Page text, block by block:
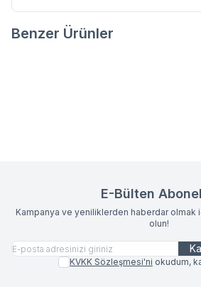
Benzer Ürünler
E-Bülten
Kampanya ve yeniliklerden haberdar
olun!
KVKK Sözleşmesi'ni okudum,